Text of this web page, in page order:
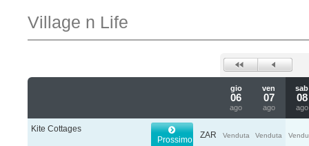
Village n Life
gio
06
ago
ven
07
ago
sab
08
ago
Kite Cottages
Prossimo
ZAR Venduta Venduta